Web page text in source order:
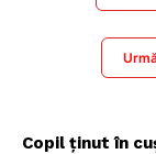
Copil ținut în